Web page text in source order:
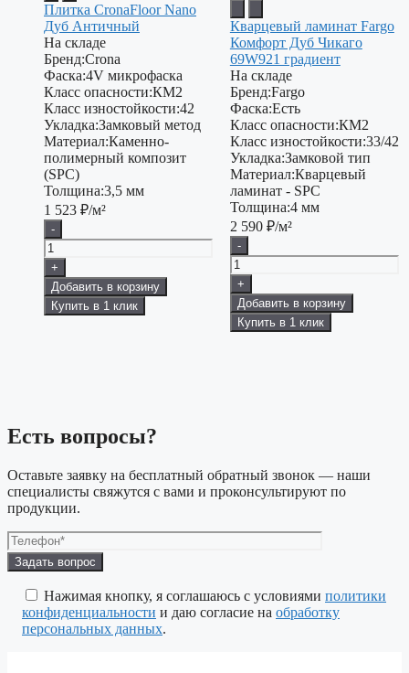
Плитка CronaFloor Nano
Дуб Античный
На складе
Бренд:Crona
Фаска:4V микрофаска
Класс опасности:КМ2
Класс изностойкости:42
Укладка:Замковый метод
Материал:Каменно-
полимерный композит
(SPC)
Толщина:3,5 мм
1 523 ₽/м²
-
+
Добавить в корзину
Купить в 1 клик
Кварцевый ламинат Fargo
Комфорт Дуб Чикаго
69W921 градиент
На складе
Бренд:Fargo
Фаска:Есть
Класс опасности:КМ2
Класс изностойкости:33/42
Укладка:Замковой тип
Материал:Кварцевый
ламинат - SPC
Толщина:4 мм
2 590 ₽/м²
-
+
Добавить в корзину
Купить в 1 клик
Есть вопросы?
Оставьте заявку на бесплатный обратный звонок — наши
специалисты свяжутся с вами и проконсультируют по
продукции.
Оставьте
это
поле
пустым.
Нажимая кнопку, я соглашаюсь с условиями политики
конфиденциальности и даю согласие на обработку
персональных данных.